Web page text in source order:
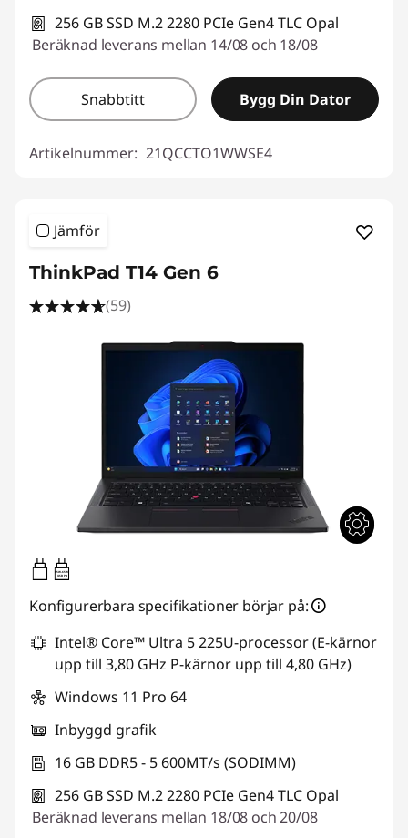
256 GB SSD M.2 2280 PCIe Gen4 TLC Opal
Beräknad leverans mellan 14/08 och 18/08
Snabbtitt Bygg Din Dator
Artikelnummer: 21QCCTO1WWSE4
Jämför
ThinkPad T14 Gen 6
(59)
65W-65W
USB PD
Konfigurerbara specifikationer börjar på:
Intel® Core™ Ultra 5 225U-processor (E-kärnor
upp till 3,80 GHz P-kärnor upp till 4,80 GHz)
Windows 11 Pro 64
Inbyggd grafik
16 GB DDR5 - 5 600MT/s (SODIMM)
256 GB SSD M.2 2280 PCIe Gen4 TLC Opal
Beräknad leverans mellan 18/08 och 20/08